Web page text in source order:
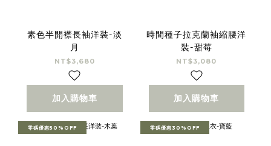
素色半開襟長袖洋裝-淡
月
NT$3,680
加入購物車
時間種子拉克蘭袖縮腰洋
裝-甜莓
NT$3,080
加入購物車
零碼優惠50%OFF 零碼優惠30%OFF